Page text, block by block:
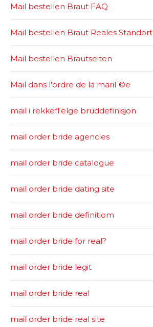
Mail bestellen Braut FAQ
Mail bestellen Braut Reales Standort
Mail bestellen Brautseiten
Mail dans l'ordre de la mariГ©e
mail i rekkefГёlge bruddefinisjon
mail order bride agencies
mail order bride catalogue
mail order bride dating site
mail order bride definitiom
mail order bride for real?
mail order bride legit
mail order bride real
mail order bride real site